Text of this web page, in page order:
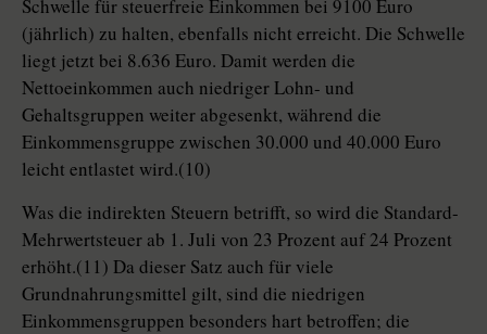
Schwelle für steuerfreie Einkommen bei 9100 Euro
(jährlich) zu halten, ebenfalls nicht erreicht. Die Schwelle
liegt jetzt bei 8.636 Euro. Damit werden die
Nettoeinkommen auch niedriger Lohn- und
Gehaltsgruppen weiter abgesenkt, während die
Einkommensgruppe zwischen 30.000 und 40.000 Euro
leicht entlastet wird.(10)
Was die indirekten Steuern betrifft, so wird die Standard-
Mehrwertsteuer ab 1. Juli von 23 Prozent auf 24 Prozent
erhöht.(11) Da dieser Satz auch für viele
Grundnahrungsmittel gilt, sind die niedrigen
Einkommensgruppen besonders hart betroffen; die